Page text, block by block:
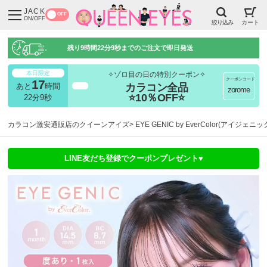
JACK
ON/OFF
OFF
絞り込み カート
残り9時間22分8秒までのご注文で即日発送
本日限定
あと 17時間
22分8秒
✧ゾロ目の日の特別クーポン✧
カラコン全品
⭐10％OFF⭐
クーポンコード
zorome
カラコン激安通販店のクイーンアイズ EYE GENIC by EverColor(アイジェニッ
LINE友だち登録でクーポンプレゼント♥